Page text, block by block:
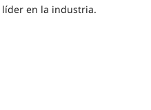
líder en la industria.